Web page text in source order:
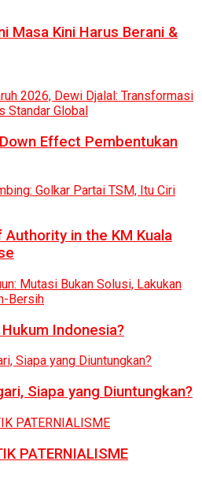
Masa Kini Harus Berani &
Effect Pembentukan
in the KM Kuala
Indonesia?
Siapa yang Diuntungkan?
PATERNIALISME